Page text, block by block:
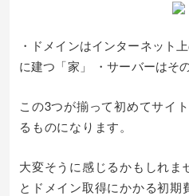
・ドメインはインターネット
に建つ「家」 ・サーバーはそ
この3つが揃って初めてサイ
るものになります。
大変そうに感じるかもしれま
とドメイン取得にかかる初期